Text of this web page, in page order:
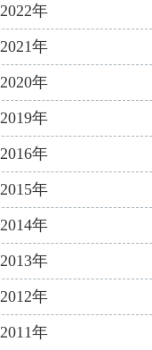
2022年
2021年
2020年
2019年
2016年
2015年
2014年
2013年
2012年
2011年